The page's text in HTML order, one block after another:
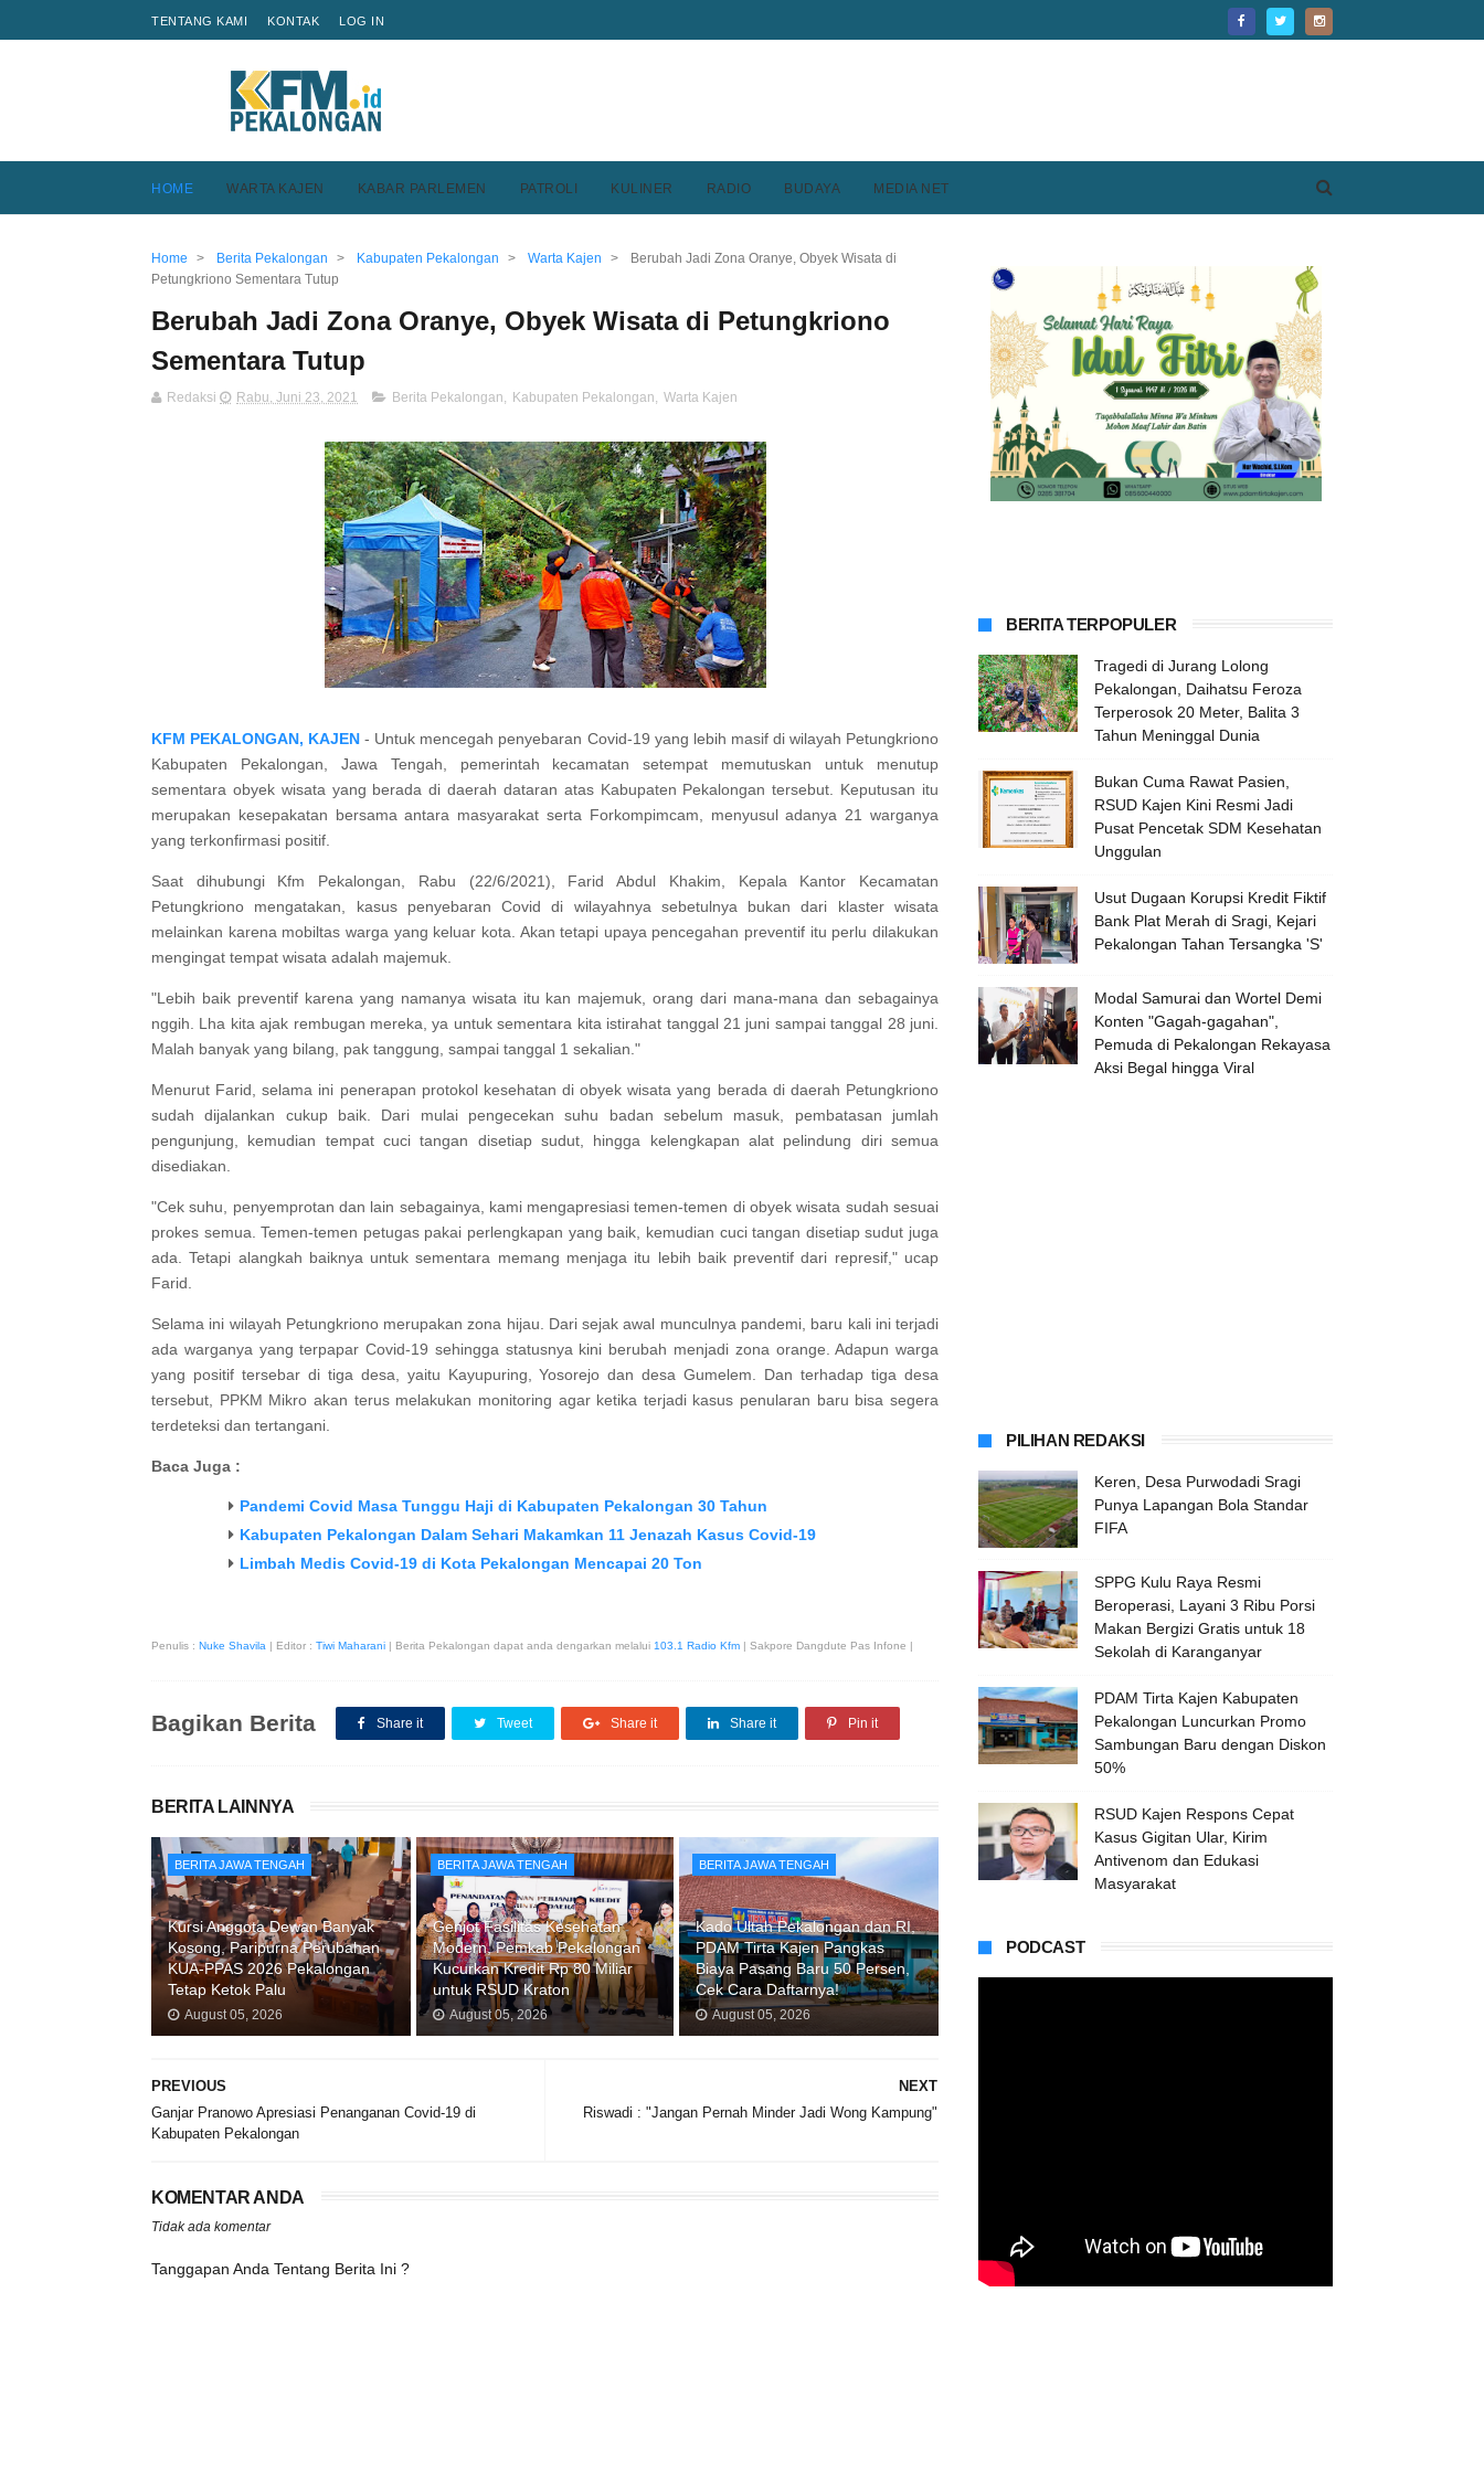
TENTANG KAMI KONTAK LOG IN
HOME WARTA KAJEN KABAR PARLEMEN PATROLI KULINER RADIO BUDAYA MEDIA NET
Home > Berita Pekalongan > Kabupaten Pekalongan > Warta Kajen >
Berubah Jadi Zona Oranye, Obyek Wisata di
Petungkriono Sementara Tutup
Berubah Jadi Zona Oranye, Obyek Wisata di Petungkriono
Sementara Tutup
Redaksi Rabu, Juni 23, 2021 Berita Pekalongan, Kabupaten Pekalongan, Warta Kajen
KFM PEKALONGAN, KAJEN - Untuk mencegah penyebaran Covid-19 yang lebih masif di wilayah Petungkriono
Kabupaten Pekalongan, Jawa Tengah, pemerintah kecamatan setempat memutuskan untuk menutup
sementara obyek wisata yang berada di daerah dataran atas Kabupaten Pekalongan tersebut. Keputusan itu
merupakan kesepakatan bersama antara masyarakat serta Forkompimcam, menyusul adanya 21 warganya
yang terkonfirmasi positif.
Saat dihubungi Kfm Pekalongan, Rabu (22/6/2021), Farid Abdul Khakim, Kepala Kantor Kecamatan
Petungkriono mengatakan, kasus penyebaran Covid di wilayahnya sebetulnya bukan dari klaster wisata
melainkan karena mobiltas warga yang keluar kota. Akan tetapi upaya pencegahan preventif itu perlu dilakukan
mengingat tempat wisata adalah majemuk.
"Lebih baik preventif karena yang namanya wisata itu kan majemuk, orang dari mana-mana dan sebagainya
nggih. Lha kita ajak rembugan mereka, ya untuk sementara kita istirahat tanggal 21 juni sampai tanggal 28 juni.
Malah banyak yang bilang, pak tanggung, sampai tanggal 1 sekalian."
Menurut Farid, selama ini penerapan protokol kesehatan di obyek wisata yang berada di daerah Petungkriono
sudah dijalankan cukup baik. Dari mulai pengecekan suhu badan sebelum masuk, pembatasan jumlah
pengunjung, kemudian tempat cuci tangan disetiap sudut, hingga kelengkapan alat pelindung diri semua
disediakan.
"Cek suhu, penyemprotan dan lain sebagainya, kami mengapresiasi temen-temen di obyek wisata sudah sesuai
prokes semua. Temen-temen petugas pakai perlengkapan yang baik, kemudian cuci tangan disetiap sudut juga
ada. Tetapi alangkah baiknya untuk sementara memang menjaga itu lebih baik preventif dari represif," ucap
Farid.
Selama ini wilayah Petungkriono merupakan zona hijau. Dari sejak awal munculnya pandemi, baru kali ini terjadi
ada warganya yang terpapar Covid-19 sehingga statusnya kini berubah menjadi zona orange. Adapun warga
yang positif tersebar di tiga desa, yaitu Kayupuring, Yosorejo dan desa Gumelem. Dan terhadap tiga desa
tersebut, PPKM Mikro akan terus melakukan monitoring agar ketika terjadi kasus penularan baru bisa segera
terdeteksi dan tertangani.
Baca Juga :
Pandemi Covid Masa Tunggu Haji di Kabupaten Pekalongan 30 Tahun
Kabupaten Pekalongan Dalam Sehari Makamkan 11 Jenazah Kasus Covid-19
Limbah Medis Covid-19 di Kota Pekalongan Mencapai 20 Ton
Penulis : Nuke Shavila | Editor : Tiwi Maharani | Berita Pekalongan dapat anda dengarkan melalui 103.1 Radio Kfm | Sakpore Dangdute Pas Infone |
Bagikan Berita Share it Tweet Share it Share it Pin it
BERITA LAINNYA
BERITA JAWA TENGAH
Kursi Anggota Dewan Banyak
Kosong, Paripurna Perubahan
KUA-PPAS 2026 Pekalongan
Tetap Ketok Palu
August 05, 2026
BERITA JAWA TENGAH
Genjot Fasilitas Kesehatan
Modern, Pemkab Pekalongan
Kucurkan Kredit Rp 80 Miliar
untuk RSUD Kraton
August 05, 2026
BERITA JAWA TENGAH
Kado Ultah Pekalongan dan RI,
PDAM Tirta Kajen Pangkas
Biaya Pasang Baru 50 Persen,
Cek Cara Daftarnya!
August 05, 2026
NEXT
Riswadi : "Jangan Pernah Minder Jadi Wong Kampung"
PREVIOUS
Ganjar Pranowo Apresiasi Penanganan Covid-19 di
Kabupaten Pekalongan
KOMENTAR ANDA
Tidak ada komentar
Tanggapan Anda Tentang Berita Ini ?
BERITA TERPOPULER
Tragedi di Jurang Lolong
Pekalongan, Daihatsu Feroza
Terperosok 20 Meter, Balita 3
Tahun Meninggal Dunia
Bukan Cuma Rawat Pasien,
RSUD Kajen Kini Resmi Jadi
Pusat Pencetak SDM Kesehatan
Unggulan
Usut Dugaan Korupsi Kredit Fiktif
Bank Plat Merah di Sragi, Kejari
Pekalongan Tahan Tersangka 'S'
Modal Samurai dan Wortel Demi
Konten "Gagah-gagahan",
Pemuda di Pekalongan Rekayasa
Aksi Begal hingga Viral
PILIHAN REDAKSI
Keren, Desa Purwodadi Sragi
Punya Lapangan Bola Standar
FIFA
SPPG Kulu Raya Resmi
Beroperasi, Layani 3 Ribu Porsi
Makan Bergizi Gratis untuk 18
Sekolah di Karanganyar
PDAM Tirta Kajen Kabupaten
Pekalongan Luncurkan Promo
Sambungan Baru dengan Diskon
50%
RSUD Kajen Respons Cepat
Kasus Gigitan Ular, Kirim
Antivenom dan Edukasi
Masyarakat
PODCAST